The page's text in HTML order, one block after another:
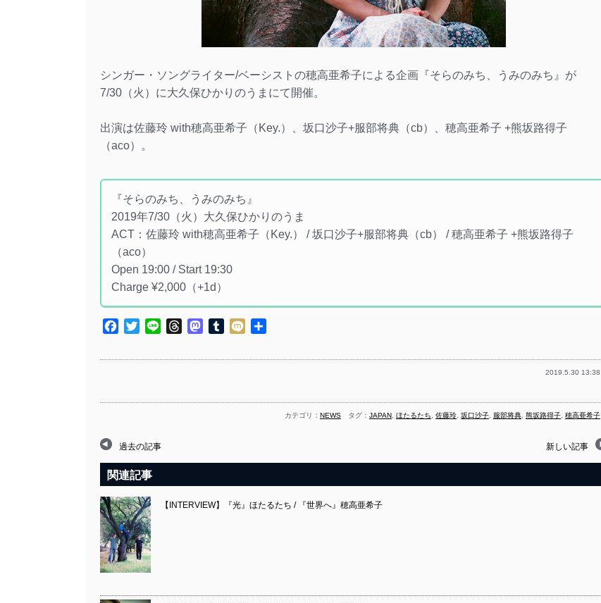
シンガー・ソングライター/ベーシストの穂高亜希子による企画『そらのみち、うみのみち』が
7/30（火）に大久保ひかりのうまにて開催。
出演は佐藤玲 with穂高亜希子（Key.）、坂口沙子+服部将典（cb）、穂高亜希子 +熊坂路得子
（aco）。
『そらのみち、うみのみち』
2019年7/30（火）大久保ひかりのうま
ACT：佐藤玲 with穂高亜希子（Key.） / 坂口沙子+服部将典（cb） / 穂高亜希子 +熊坂路得子
（aco）
Open 19:00 / Start 19:30
Charge ¥2,000（+1d）
Facebook
TwitterLine ThreadsMastodon
TumblrMixi
2019.5.30 13:38
カテゴリ： NEWS タグ： JAPAN, ほたるたち, 佐藤玲, 坂口沙子, 服部将典, 熊坂路得子, 穂高亜希子
過去の記事 新しい記事
関連記事
【INTERVIEW】『光』ほたるたち / 『世界へ』穂高亜希子